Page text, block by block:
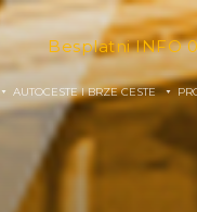
Besplatni INFO
AUTOCESTE I BRZE CESTE